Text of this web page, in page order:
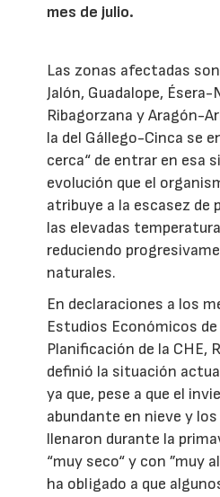
mes de julio.
Las zonas afectadas
Jalón, Guadalope, Ésera-
Ribagorzana y Aragón-
la del Gállego-Cinca se
cerca“ de entrar en esa
evolución que el
atribuye a la escasez de
las elevadas
reduciendo
naturales.
En declaraciones a los
Estudios Económicos de
Planificación de la CHE,
definió la situación
ya que, pese a que el
abundante en nieve y
llenaron durante la
“muy seco“ y con ”muy
ha obligado a que